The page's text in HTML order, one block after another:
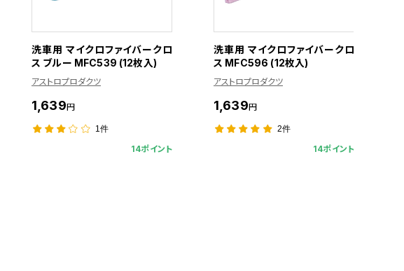
洗車用 マイクロファイバークロ
ス ブルー MFC539 (12枚入)
アストロプロダクツ
1,639円
1件
14ポイント
洗車用 マイクロファイバークロ
ス MFC596 (12枚入)
アストロプロダクツ
1,639円
2件
14ポイント